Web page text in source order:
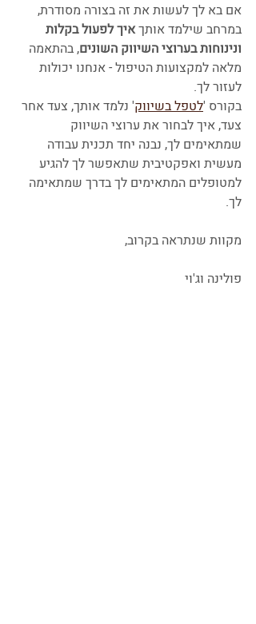
אם בא לך לעשות את זה בצורה מסודרת,
במרחב שילמד אותך איך לפעול בקלות
ונינוחות בערוצי השיווק השונים, בהתאמה
מלאה למקצועות הטיפול - אנחנו יכולות
לעזור לך.
בקורס 'לטפל בשיווק' נלמד אותך, צעד אחר
צעד, איך לבחור את ערוצי השיווק
שמתאימים לך, נבנה יחד תכנית עבודה
מעשית ואפקטיבית שתאפשר לך להגיע
למטופלים המתאימים לך בדרך שמתאימה
לך.
מקוות שנתראה בקרוב,
פולינה וג'וי